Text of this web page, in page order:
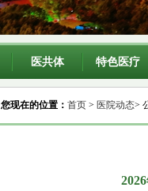
医共体 特色医疗
您现在的位置： 首页 > 医院动态>